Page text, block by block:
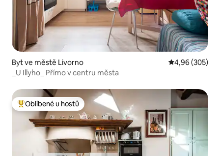
Byt ve městě Livorno Průměrné
4,96 (305)
_U Illyho_ Přímo v centru města
Nejlepší v kategorii Oblíbené u hostů
Oblíbené u hostů